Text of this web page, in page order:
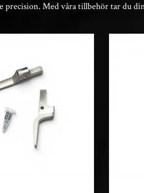
precision. Med våra tillbehör tar du